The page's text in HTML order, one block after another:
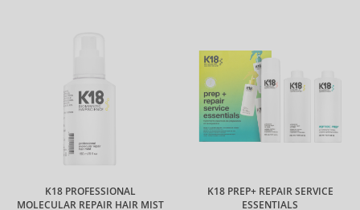
K18 PROFESSIONAL
MOLECULAR REPAIR HAIR MIST
K18 PREP+ REPAIR SERVICE
ESSENTIALS